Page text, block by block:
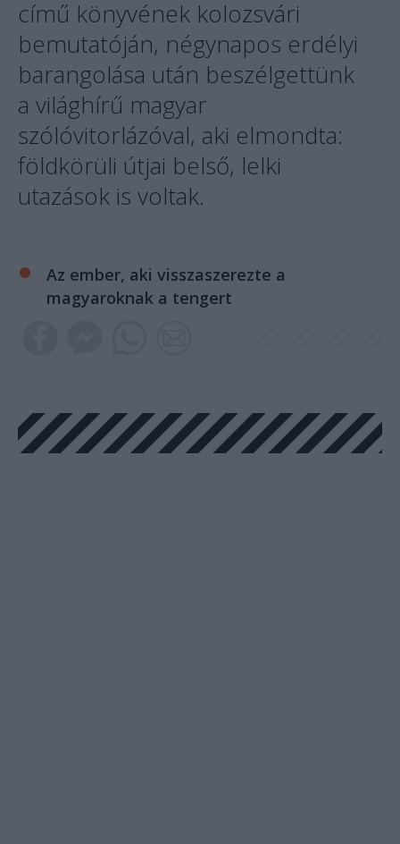
című könyvének kolozsvári
bemutatóján, négynapos erdélyi
barangolása után beszélgettünk
a világhírű magyar
szólóvitorlázóval, aki elmondta:
földkörüli útjai belső, lelki
utazások is voltak.
Az ember, aki visszaszerezte a
magyaroknak a tengert